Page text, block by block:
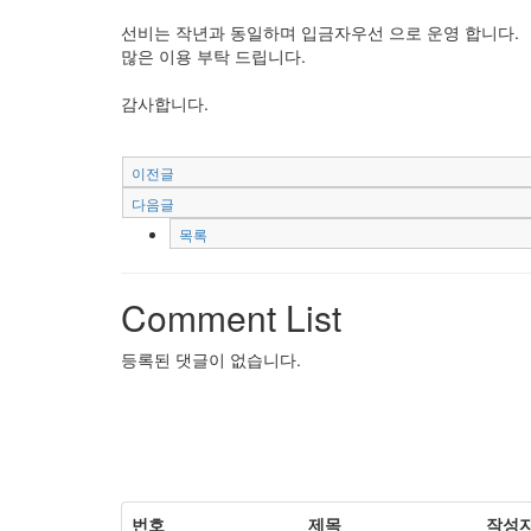
선비는 작년과 동일하며 입금자우선 으로 운영 합니다.
많은 이용 부탁 드립니다.
감사합니다.
이전글
다음글
목록
Comment List
등록된 댓글이 없습니다.
번호 제목 작성